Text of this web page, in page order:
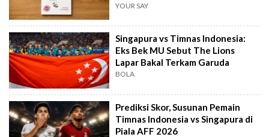
YOUR SAY
Singapura vs Timnas Indonesia:
Eks Bek MU Sebut The Lions
Lapar Bakal Terkam Garuda
BOLA
Prediksi Skor, Susunan Pemain
Timnas Indonesia vs Singapura di
Piala AFF 2026